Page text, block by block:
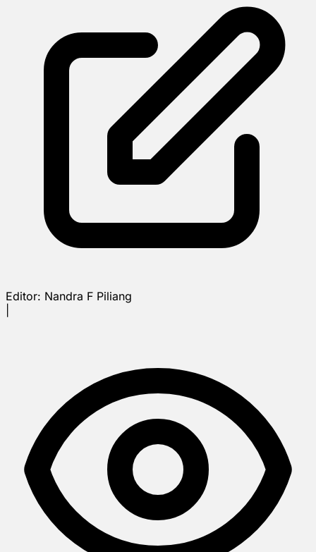
Editor: Nandra F Piliang